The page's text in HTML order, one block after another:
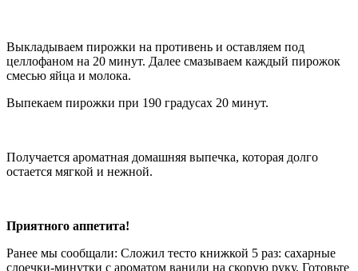
Выкладываем пирожки на противень и оставляем под
целлофаном на 20 минут. Далее смазываем каждый пирожок
смесью яйца и молока.
Выпекаем пирожки при 190 градусах 20 минут.
Получается ароматная домашняя выпечка, которая долго
остается мягкой и нежной.
Приятного аппетита!
Ранее мы сообщали: Сложил тесто книжкой 5 раз: сахарные
слоечки-минутки с ароматом ванили на скорую руку. Готовьте